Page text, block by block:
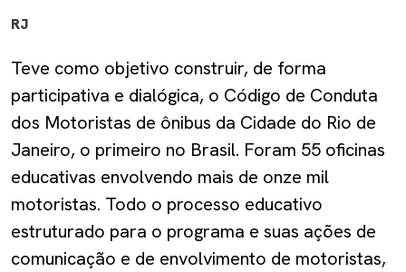
RJ
Teve como objetivo construir, de forma
participativa e dialógica, o Código de Conduta
dos Motoristas de ônibus da Cidade do Rio de
Janeiro, o primeiro no Brasil. Foram 55 oficinas
educativas envolvendo mais de onze mil
motoristas. Todo o processo educativo
estruturado para o programa e suas ações de
comunicação e de envolvimento de motoristas,